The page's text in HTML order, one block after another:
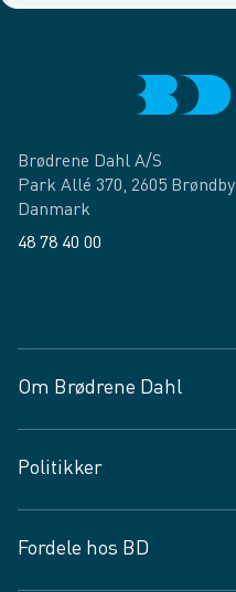
Brødrene Dahl A/S
Park Allé 370, 2605 Brøndby
Danmark
48 78 40 00
Om Brødrene Dahl
Vagttelefon 30 10 89 89
Spørgsmål og svar
Job og karriere
Politikker
Privatlivspolitik
Fordele hos BD